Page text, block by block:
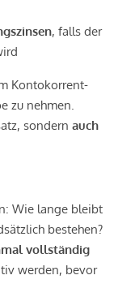
, falls der
Kontokorrent-
zu nehmen.
sondern auch
Wie lange bleibt
bestehen?
vollständig
werden, bevor